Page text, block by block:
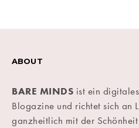
ABOUT
BARE MINDS ist ein
Blogazine und richtet sich an
ganzheitlich mit der